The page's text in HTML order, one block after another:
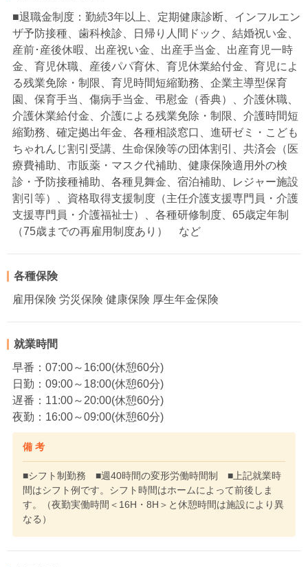
■退職金制度：勤続3年以上、定期健康診断、インフルエン
ザ予防接種、歯科検診、日帰り人間ドック、結婚祝い金、
産前･産後休暇、出産祝い金、出産手当金、出産育児一時
金、育児休職、産後パパ育休、育児休業給付金、育児によ
る残業免除・制限、育児時間短縮勤務、企業主導型保育
園、保育手当、傷病手当金、弔慰金（香典）、介護休職、
介護休業給付金、介護による残業免除・制限、介護時間短
縮勤務、確定拠出年金、各種相談窓口、進研ゼミ・こども
ちゃれんじ割引受講、生命保険等の団体割引、共済会（医
療費補助、市販薬・マスク代補助、健康保険適用外の検
診・予防接種補助、各種見舞金、宿泊補助、レジャー施設
割引等）、資格取得支援制度（主任介護支援専門員・介護
支援専門員・介護福祉士）、各種研修制度、65歳定年制
（75歳までの再雇用制度あり） など
各種保険
雇用保険 労災保険 健康保険 厚生年金保険
就業時間
早番：07:00～16:00(休憩60分)
日勤：09:00～18:00(休憩60分)
遅番：11:00～20:00(休憩60分)
夜勤：16:00～09:00(休憩60分)
備 考
■シフト制勤務 ■週40時間の変形労働時間制 ■上記就業時
間はシフト例です。シフト時間はホームによって前後しま
す。（夜勤実働時間＜16H・8H＞と休憩時間は施設により異
なる）